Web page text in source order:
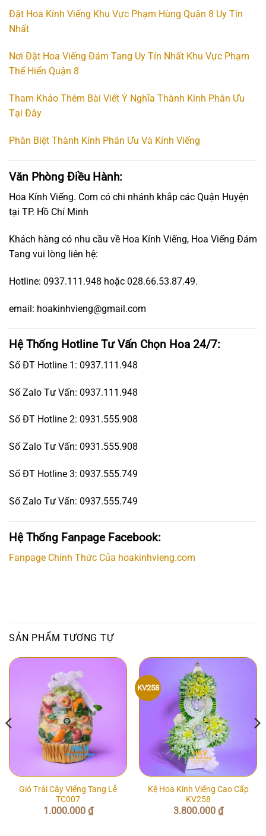
Đặt Hoa Kính Viếng Khu Vực Phạm Hùng Quận 8 Uy Tín
Nhất
Nơi Đặt Hoa Viếng Đám Tang Uy Tín Nhất Khu Vực Phạm
Thế Hiển Quận 8
Tham Khảo Thêm Bài Viết Ý Nghĩa Thành Kính Phân Ưu
Tại Đây
Phân Biệt Thành Kính Phân Ưu Và Kính Viếng
Văn Phòng Điều Hành:
Hoa Kính Viếng. Com có chi nhánh khắp các Quận Huyện
tại TP. Hồ Chí Minh
Khách hàng có nhu cầu về Hoa Kính Viếng, Hoa Viếng Đám
Tang vui lòng liên hệ:
Hotline: 0937.111.948 hoặc 028.66.53.87.49.
email: hoakinhvieng@gmail.com
Hệ Thống Hotline Tư Vấn Chọn Hoa 24/7:
Số ĐT Hotline 1: 0937.111.948
Số Zalo Tư Vấn: 0937.111.948
Số ĐT Hotline 2: 0931.555.908
Số Zalo Tư Vấn: 0931.555.908
Số ĐT Hotline 3: 0937.555.749
Số Zalo Tư Vấn: 0937.555.749
Hệ Thống Fanpage Facebook:
Fanpage Chính Thức Của hoakinhvieng.com
SẢN PHẨM TƯƠNG TỰ
Giỏ Trái Cây Viếng Tang Lễ
TC007
1.000.000 ₫
KV258
Kệ Hoa Kính Viếng Cao Cấp
KV258
3.800.000 ₫